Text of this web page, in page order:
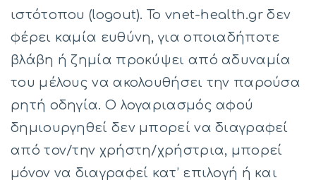
ιστότοπου (logout). To vnet-health.gr δεν
φέρει καμία ευθύνη, για οποιαδήποτε
βλάβη ή ζημία προκύψει από αδυναμία
του μέλους να ακολουθήσει την παρούσα
ρητή οδηγία. Ο λογαριασμός αφού
δημιουργηθεί δεν μπορεί να διαγραφεί
από τον/την χρήστη/χρήστρια, μπορεί
μόνον να διαγραφεί κατ’ επιλογή ή και